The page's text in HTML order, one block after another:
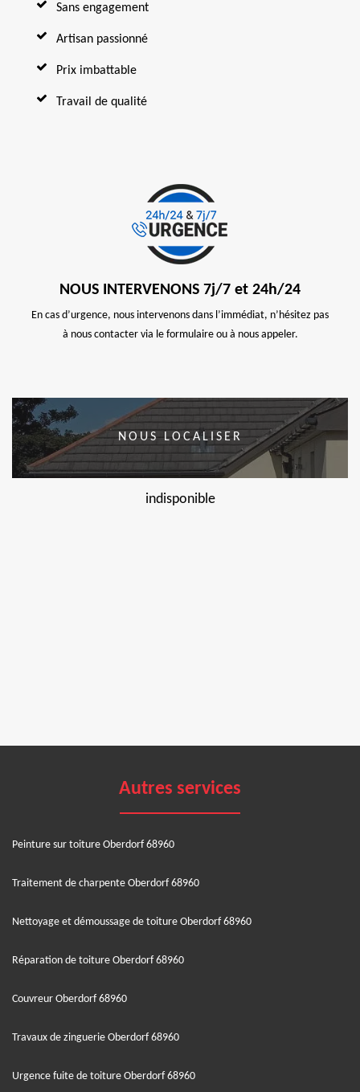
Sans engagement
Artisan passionné
Prix imbattable
Travail de qualité
NOUS INTERVENONS 7j/7 et 24h/24
En cas d’urgence, nous intervenons dans l’immédiat, n’hésitez pas
à nous contacter via le formulaire ou à nous appeler.
NOUS LOCALISER
indisponible
Autres services
Peinture sur toiture Oberdorf 68960
Traitement de charpente Oberdorf 68960
Nettoyage et démoussage de toiture Oberdorf 68960
Réparation de toiture Oberdorf 68960
Couvreur Oberdorf 68960
Travaux de zinguerie Oberdorf 68960
Urgence fuite de toiture Oberdorf 68960